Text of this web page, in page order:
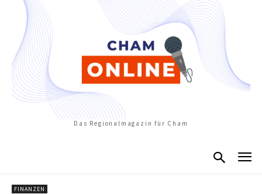
Das Regionalmagazin für Cham
FINANZEN